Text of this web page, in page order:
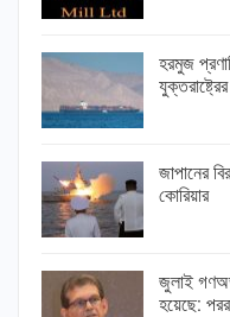
হরমুজ
যুক্তরাষ্ট্রের
জাপানের
কোরিয়ার
জুলাই
হয়েছে: